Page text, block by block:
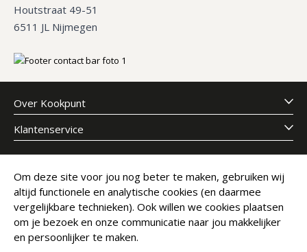
Houtstraat 49-51
6511 JL Nijmegen
Over Kookpunt
Klantenservice
Meld je aan voor onze nieuwsbrief
E-mailadres
Abonneer
Om deze site voor jou nog beter te maken, gebruiken wij
altijd functionele en analytische cookies (en daarmee
vergelijkbare technieken). Ook willen we cookies plaatsen
om je bezoek en onze communicatie naar jou makkelijker
en persoonlijker te maken.